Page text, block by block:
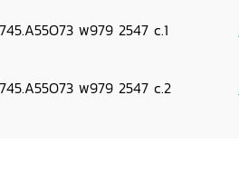
พ979 2547 c.1
พ979 2547 c.2